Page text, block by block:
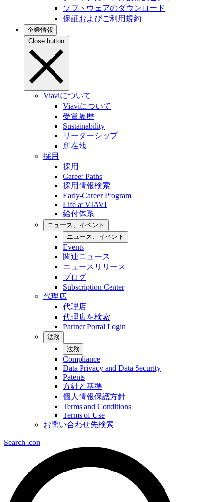
ソフトウェアのダウンロード
保証およびご利用規約
企業情報
Close button
Viaviについて
Viaviについて
受賞履歴
Sustainability
リーダーシップ
所在地
採用
採用
Career Paths
採用情報検索
Early-Career Program
Life at VIAVI
給付体系
ニュース、イベント
ニュース、イベント
Events
関連ニュース
ニュースリリース
ブログ
Subscription Center
代理店
代理店
代理店を検索
Partner Portal Login
法務
法務
Compliance
Data Privacy and Data Security
Patents
方針と基準
個人情報保護方針
Terms and Conditions
Terms of Use
お問い合わせ先検索
Search icon